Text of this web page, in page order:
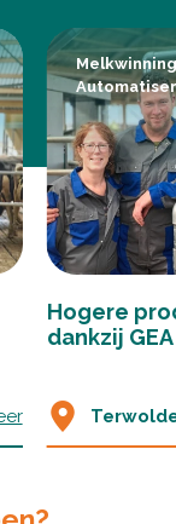
Melkwinning
Hogere
dankzij